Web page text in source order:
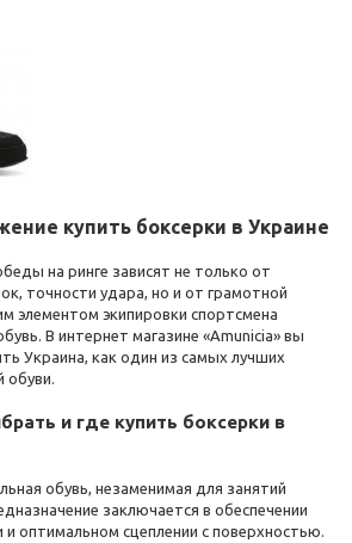
купить боксерки в Украине
на ринге зависят не только от
точности удара, но и от грамотной
элементом экипировки спортсмена
В интернет магазине «Amunicia» вы
Украина, как один из самых лучших
обуви.
и где купить боксерки в
обувь, незаменимая для занятий
заключается в обеспечении
и оптимальном сцеплении с поверхностью.